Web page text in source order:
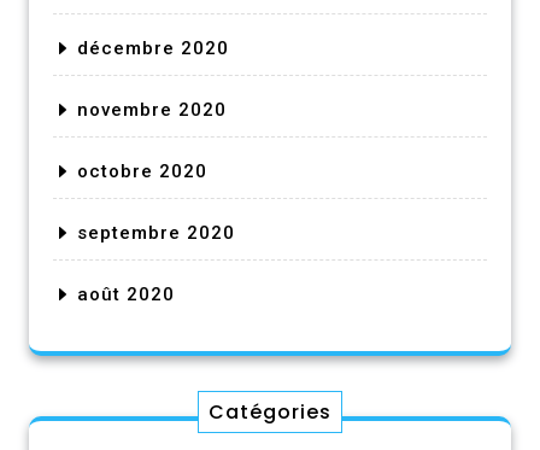
décembre 2020
novembre 2020
octobre 2020
septembre 2020
août 2020
Catégories